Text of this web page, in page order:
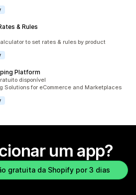
& Rules
to set rates & rules by product
Platform
disponível
Solutions for eCommerce and Marketplaces
um app?
gratuita da Shopify por 3 dias